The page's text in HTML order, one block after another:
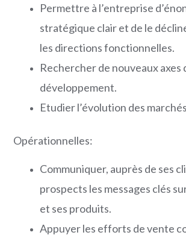
Permettre à l’entreprise
stratégique clair et de le
les directions fonctionnelles.
Rechercher de nouveaux axes
développement.
Etudier l’évolution des
Opérationnelles:
Communiquer, auprès de ses
prospects les messages clés
et ses produits.
Appuyer les efforts de vente